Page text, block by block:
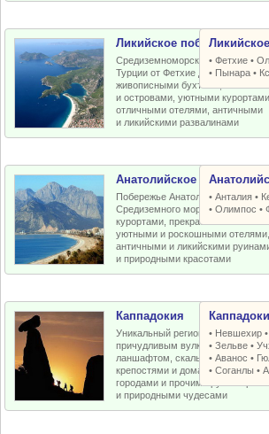
Ликийское побережье
Средиземноморское побережье
Турции от Фетхие до Кемера с
живописными бухтами, пляжами
и островами, уютными курортами,
отличными отелями, античными
и ликийскими развалинами
•Фетхие •
• Пынара •
Анатолийское побережье
Побережье Анатолийской бухты
Средиземного моря с отличными
курортами, прекрасными
уютными и роскошными отелями,
античными и ликийскими
и природными красотами
•Анталия •
•Олимпос •
Каппадокия
Уникальный регион Турции с
причудливым вулканическим
ланшафтом, скальными
крепостями и домами,
городами и прочими
и природными чудесами
• Невшехир •
•Зельве •
•Аванос •
•Соганлы •